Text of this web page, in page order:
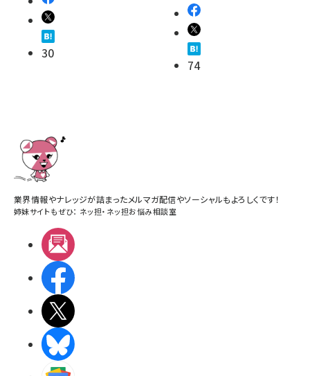
30
74
業界情報やナレッジが詰まったメルマガ配信やソーシャルもよろしくです！
姉妹サイトもぜひ： ネッ担・ ネッ担お悩み相談室